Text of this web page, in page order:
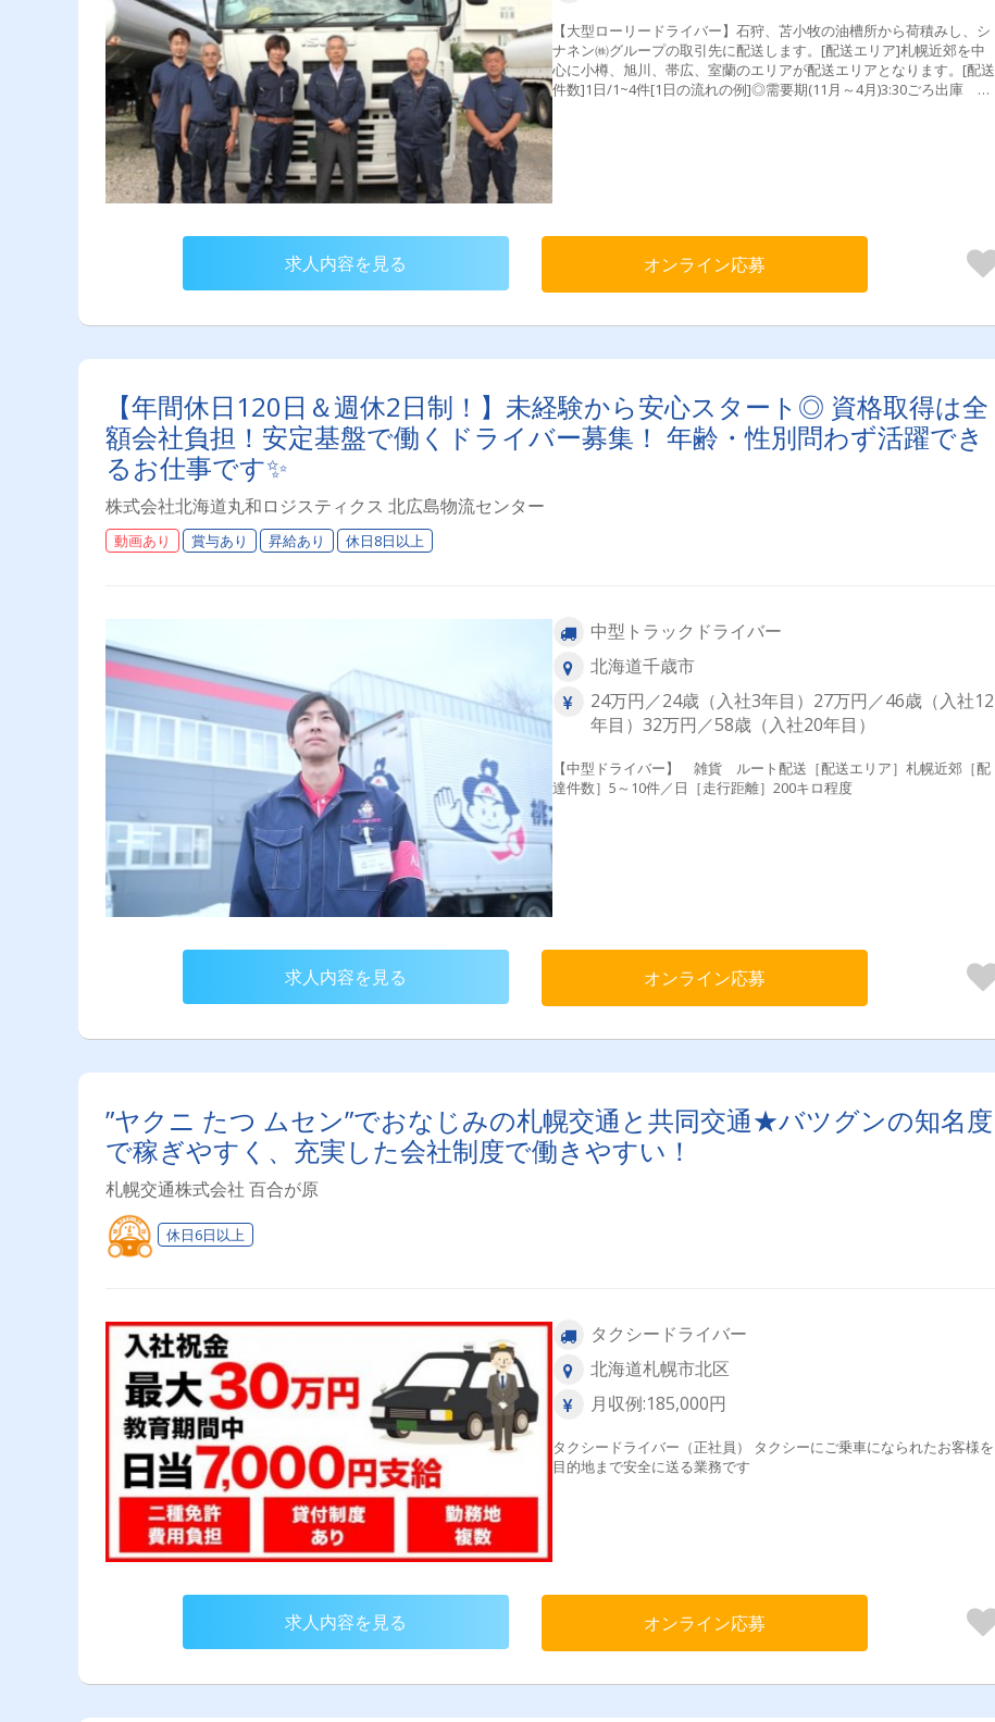
【大型ローリードライバー】石狩、苫小牧の油槽所から荷積みし、シ
ナネン㈱グループの取引先に配送します。[配送エリア]札幌近郊を中
心に小樽、旭川、帯広、室蘭のエリアが配送エリアとなります。[配送
件数]1日/1~4件[1日の流れの例]◎需要期(11月～4月)3:30ごろ出庫
↓14:00ころ帰社
求人内容を見る オンライン応募
【年間休日120日＆週休2日制！】未経験から安心スタート◎ 資格取得は全
額会社負担！安定基盤で働くドライバー募集！ 年齢・性別問わず活躍でき
るお仕事です✨
株式会社北海道丸和ロジスティクス 北広島物流センター
動画あり 賞与あり 昇給あり 休日8日以上
中型トラックドライバー
北海道千歳市
24万円／24歳（入社3年目）27万円／46歳（入社12
年目）32万円／58歳（入社20年目）
【中型ドライバー】 雑貨 ルート配送［配送エリア］札幌近郊［配
達件数］5～10件／日［走行距離］200キロ程度
求人内容を見る オンライン応募
”ヤクニ たつ ムセン”でおなじみの札幌交通と共同交通★バツグンの知名度
で稼ぎやすく、充実した会社制度で働きやすい！
札幌交通株式会社 百合が原
休日6日以上
タクシードライバー
北海道札幌市北区
月収例:185,000円
タクシードライバー（正社員） タクシーにご乗車になられたお客様を
目的地まで安全に送る業務です
求人内容を見る オンライン応募